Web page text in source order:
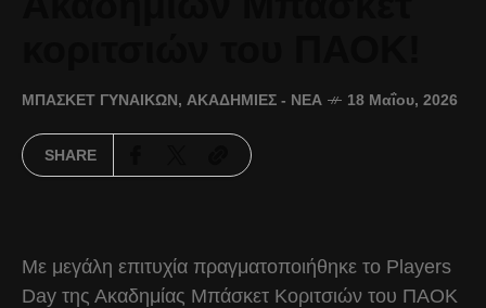
ΜΠΆΣΚΕΤ ΓΥΝΑΙΚΏΝ, ΑΚΑΔΗΜΊΕΣ - ΝΈΑ 18 Μαΐου, 2026
SHARE
Με μεγάλη επιτυχία πραγματοποιήθηκε το Players
Day της Ακαδημίας Μπάσκετ Κοριτσιών του ΠΑΟΚ